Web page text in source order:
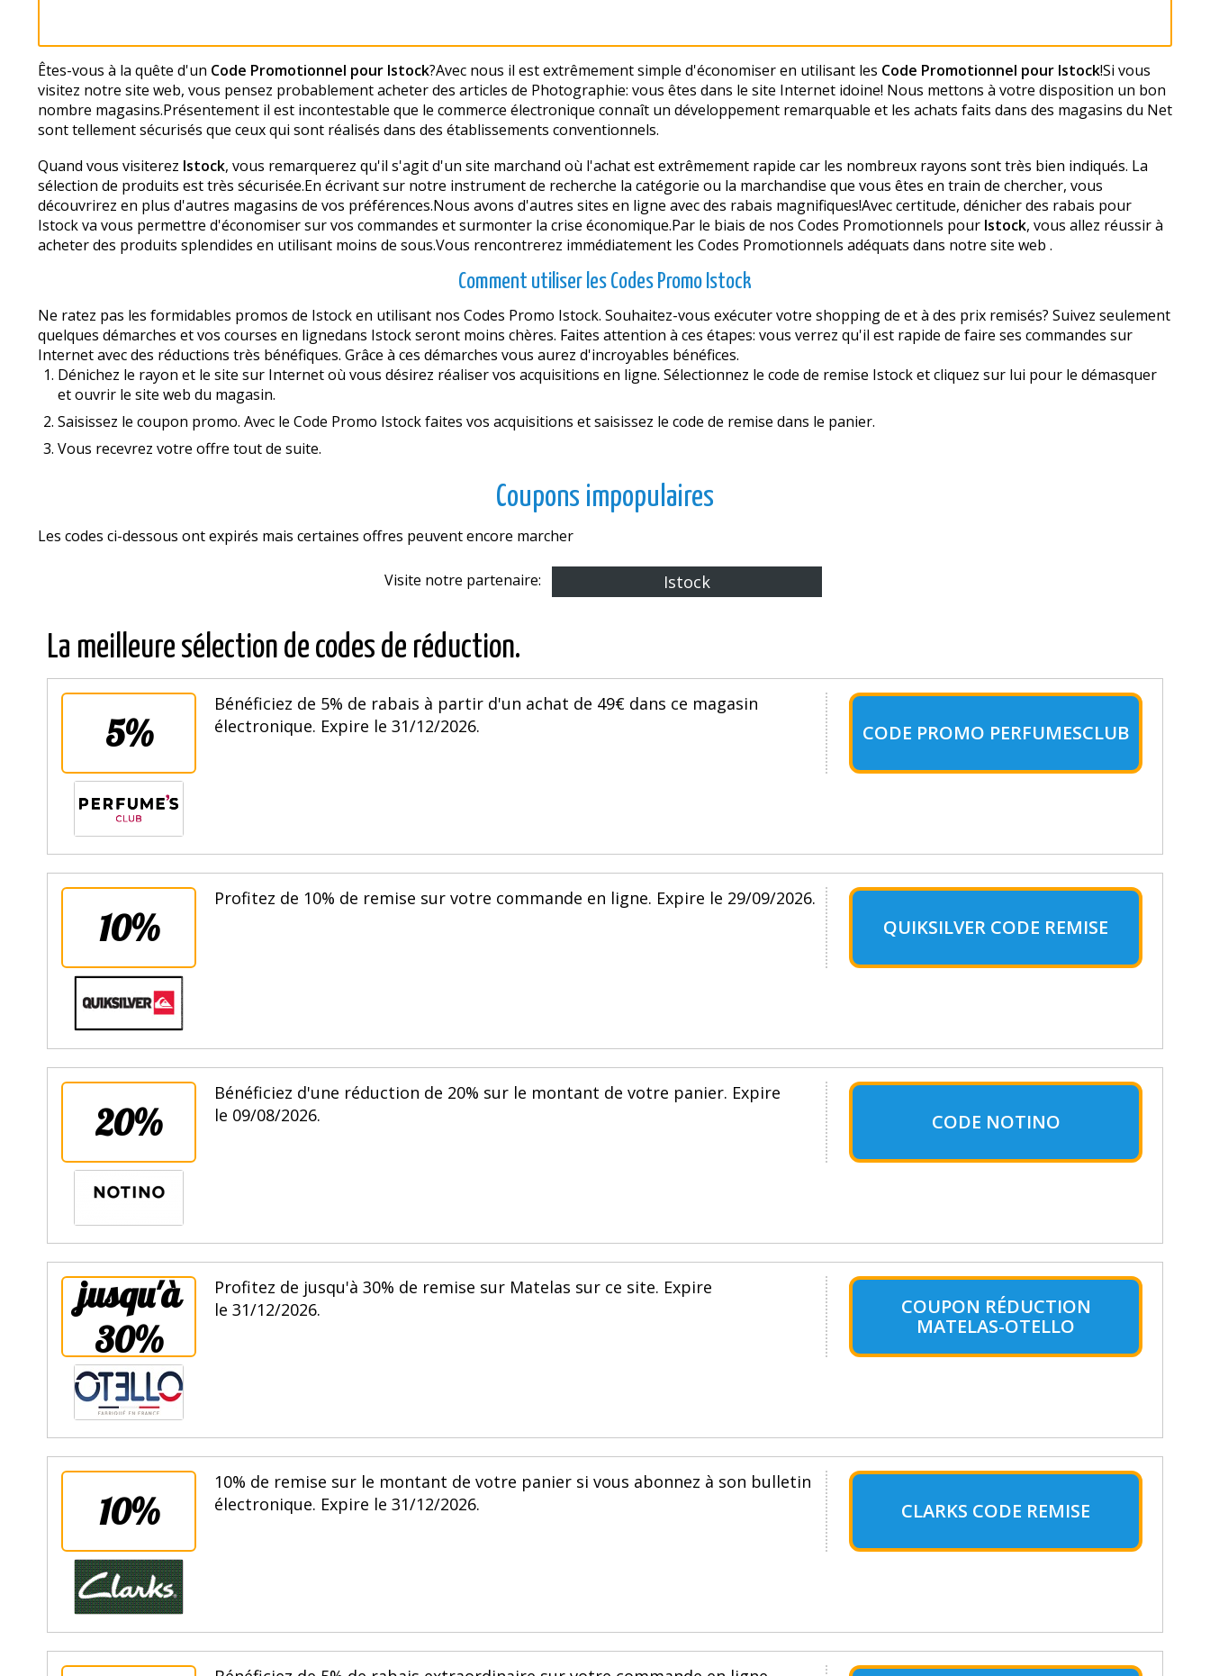
Êtes-vous à la quête d'un Code Promotionnel pour Istock?Avec nous il est extrêmement simple d'économiser en utilisant les Code Promotionnel pour Istock!Si vous
visitez notre site web, vous pensez probablement acheter des articles de Photographie: vous êtes dans le site Internet idoine! Nous mettons à votre disposition un bon
nombre magasins.Présentement il est incontestable que le commerce électronique connaît un développement remarquable et les achats faits dans des magasins du Net
sont tellement sécurisés que ceux qui sont réalisés dans des établissements conventionnels.
Quand vous visiterez Istock, vous remarquerez qu'il s'agit d'un site marchand où l'achat est extrêmement rapide car les nombreux rayons sont très bien indiqués. La
sélection de produits est très sécurisée.En écrivant sur notre instrument de recherche la catégorie ou la marchandise que vous êtes en train de chercher, vous
découvrirez en plus d'autres magasins de vos préférences.Nous avons d'autres sites en ligne avec des rabais magnifiques!Avec certitude, dénicher des rabais pour
Istock va vous permettre d'économiser sur vos commandes et surmonter la crise économique.Par le biais de nos Codes Promotionnels pour Istock, vous allez réussir à
acheter des produits splendides en utilisant moins de sous.Vous rencontrerez immédiatement les Codes Promotionnels adéquats dans notre site web .
Comment utiliser les Codes Promo Istock
Ne ratez pas les formidables promos de Istock en utilisant nos Codes Promo Istock. Souhaitez-vous exécuter votre shopping de et à des prix remisés? Suivez seulement
quelques démarches et vos courses en lignedans Istock seront moins chères. Faites attention à ces étapes: vous verrez qu'il est rapide de faire ses commandes sur
Internet avec des réductions très bénéfiques. Grâce à ces démarches vous aurez d'incroyables bénéfices.
Dénichez le rayon et le site sur Internet où vous désirez réaliser vos acquisitions en ligne. Sélectionnez le code de remise Istock et cliquez sur lui pour le démasquer
et ouvrir le site web du magasin.
Saisissez le coupon promo. Avec le Code Promo Istock faites vos acquisitions et saisissez le code de remise dans le panier.
Vous recevrez votre offre tout de suite.
Coupons impopulaires
Les codes ci-dessous ont expirés mais certaines offres peuvent encore marcher
Visite notre partenaire: Istock
La meilleure sélection de codes de réduction.
5%
Bénéficiez de 5% de rabais à partir d'un achat de 49€ dans ce magasin
électronique. Expire le 31/12/2026.
CODE PROMO PERFUMESCLUB
10%
Profitez de 10% de remise sur votre commande en ligne. Expire le 29/09/2026.
QUIKSILVER CODE REMISE
20%
Bénéficiez d'une réduction de 20% sur le montant de votre panier. Expire
le 09/08/2026.
CODE NOTINO
jusqu'à
30%
Profitez de jusqu'à 30% de remise sur Matelas sur ce site. Expire
le 31/12/2026.
COUPON RÉDUCTION
MATELAS-OTELLO
10%
10% de remise sur le montant de votre panier si vous abonnez à son bulletin
électronique. Expire le 31/12/2026.
CLARKS CODE REMISE